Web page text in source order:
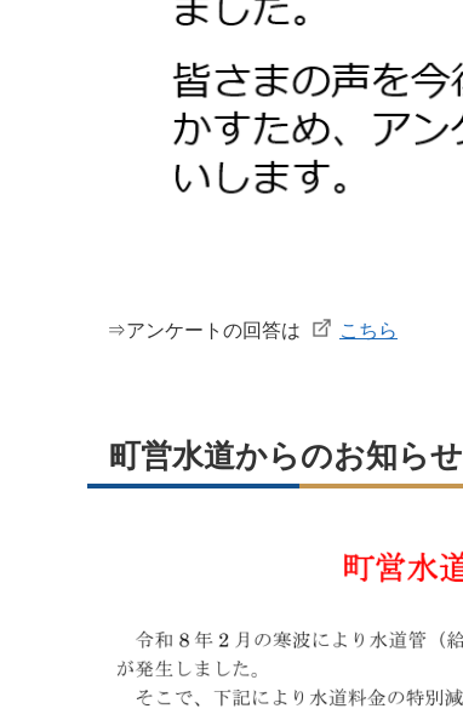
⇒アンケートの回答は こちら
町営水道からのお知らせ